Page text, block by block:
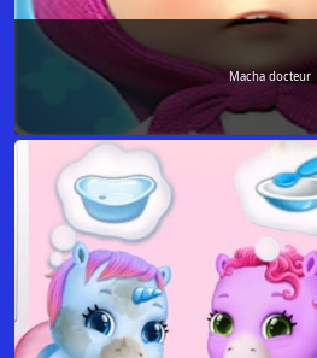
Macha docteur